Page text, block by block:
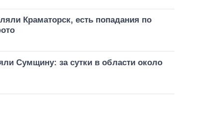
Краматорск, есть попадания по
Сумщину: за сутки в области около